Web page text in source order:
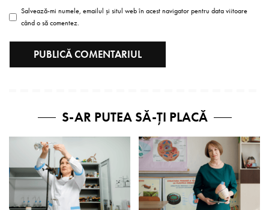
Salvează-mi numele, emailul și situl web în acest navigator pentru data viitoare
când o să comentez.
S-AR PUTEA SĂ-ȚI PLACĂ